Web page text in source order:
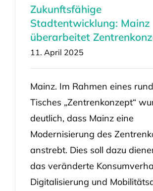
Zukunftsfähige
Stadtentwicklung: Mainz
überarbeitet
11. April 2025
Mainz. Im Rahmen eines
Tisches „Zentrenkonzept“
deutlich, dass Mainz eine
Modernisierung des
anstrebt. Dies soll dazu
das veränderte
Digitalisierung und